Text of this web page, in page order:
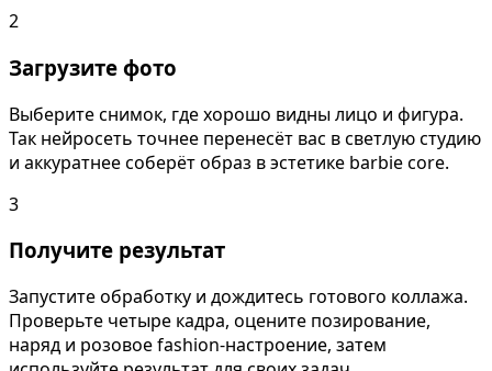
2
Загрузите фото
Выберите снимок, где хорошо видны лицо и фигура.
Так нейросеть точнее перенесёт вас в светлую студию
и аккуратнее соберёт образ в эстетике barbie core.
3
Получите результат
Запустите обработку и дождитесь готового коллажа.
Проверьте четыре кадра, оцените позирование,
наряд и розовое fashion-настроение, затем